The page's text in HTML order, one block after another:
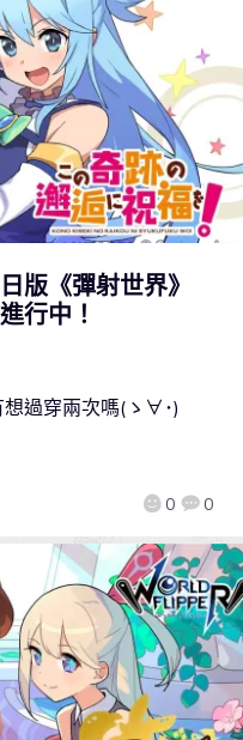
版《彈射世界》
行中！
0 0
想過穿兩次嗎(ゝ∀･)